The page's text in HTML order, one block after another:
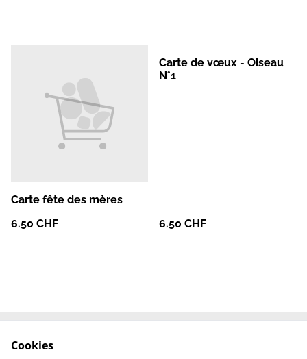
Carte fête des mères
6.50 CHF
Carte de vœux - Oiseau
N°1
6.50 CHF
Le site de l'Artélys
Cookies